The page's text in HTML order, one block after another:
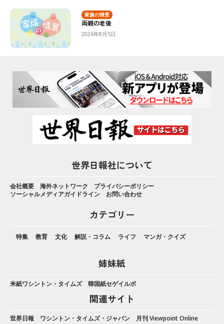
家族の情景
両親の老後
2026年8月5日
世界日報社について
会社概要 海外ネットワーク
プライバシーポリシー
ソーシャルメディアガイドライン
お問い合わせ
カテゴリー
特集 教育 文化 解説・コラム ライフ マンガ・クイズ
姉妹紙
米紙ワシントン・タイムズ 韓国紙セゲイルボ
関連サイト
世界日報 ワシントン・タイムズ・ジャパン 月刊 Viewpoint Online